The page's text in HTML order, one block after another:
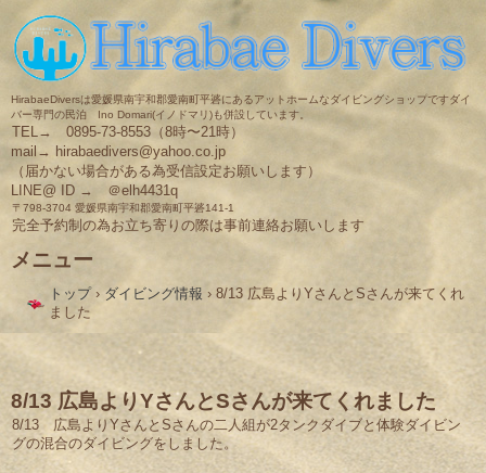
HirabaeDiversは愛媛県南宇和郡愛南町平碆にあるアットホームなダイビングショップですダイ
バー専門の民泊 Ino Domari(イノドマリ)も併設しています。
TEL→ 0895-73-8553（8時〜21時）
mail→ hirabaedivers@yahoo.co.jp
（届かない場合がある為受信設定お願いします）
LINE@ ID → ＠elh4431q
〒798-3704 愛媛県南宇和郡愛南町平碆141-1
完全予約制の為お立ち寄りの際は事前連絡お願いします
メニュー
ン
ス
キ
ッ
プ
トップ › ダイビング情報 › 8/13 広島よりYさんとSさんが来てくれ
ました
8/13 広島よりYさんとSさんが来てくれました
8/13 広島よりYさんとSさんの二人組が2タンクダイブと体験ダイビン
グの混合のダイビングをしました。